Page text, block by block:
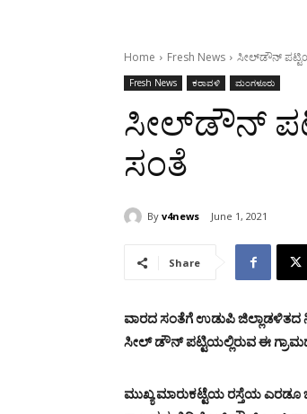
Home Fresh News ಸೀಲ್‍ಡೌನ್
Fresh News ಕರಾವಳಿ ಮಂಗಳೂರು
ಸೀಲ್‍ಡೌನ್
ಸಂತೆ
By v4news June 1, 2021
Share
ವಾರದ ಸಂತೆಗೆ ಉಡುಪಿ
ಸೀಲ್ ಡೌನ್ ಪಟ್ಟಿಯಲ್ಲಿರುವ ಈ ಗ್ರಾಮದ
ಮುಖ್ಯ ಮಾರುಕಟ್ಟೆಯ ರಸ್ತೆಯ ಎರಡೂ